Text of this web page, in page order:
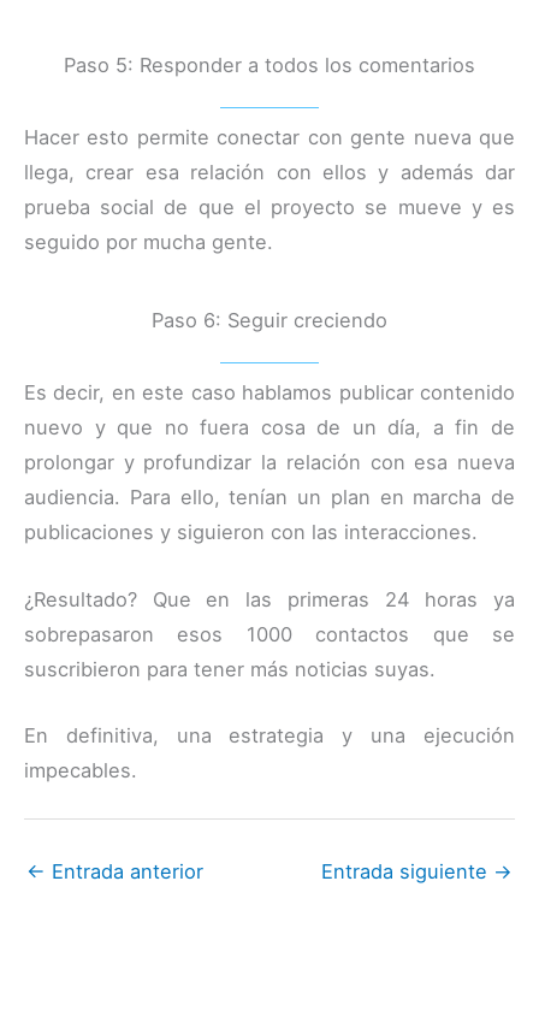
Paso 5: Responder a todos los comentarios
Hacer esto permite conectar con gente nueva que
llega, crear esa relación con ellos y además dar
prueba social de que el proyecto se mueve y es
seguido por mucha gente.
Paso 6: Seguir creciendo
Es decir, en este caso hablamos publicar contenido
nuevo y que no fuera cosa de un día, a fin de
prolongar y profundizar la relación con esa nueva
audiencia. Para ello, tenían un plan en marcha de
publicaciones y siguieron con las interacciones.
¿Resultado? Que en las primeras 24 horas ya
sobrepasaron esos 1000 contactos que se
suscribieron para tener más noticias suyas.
En definitiva, una estrategia y una ejecución
impecables.
← Entrada anterior Entrada siguiente →